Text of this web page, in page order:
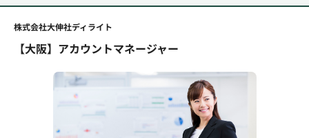
株式会社大伸社ディライト
【大阪】アカウントマネージャー